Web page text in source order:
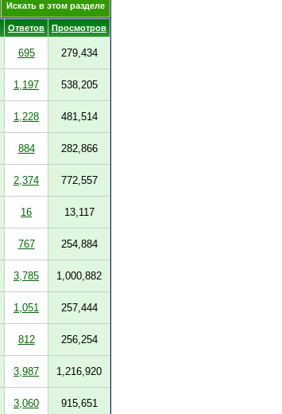
Искать в этом разделе
Ответов Просмотров
695 279,434
1,197 538,205
1,228 481,514
884 282,866
2,374 772,557
16 13,117
767 254,884
3,785 1,000,882
1,051 257,444
812 256,254
3,987 1,216,920
3,060 915,651